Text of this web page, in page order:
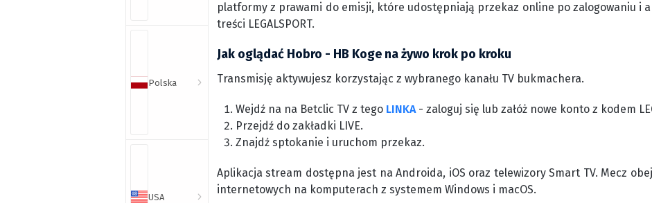
Polska
USA
platformy z prawami do emisji, które udostępniają przekaz online po zalogowaniu i
treści LEGALSPORT.
Jak oglądać Hobro - HB Koge na żywo krok po kroku
Transmisję aktywujesz korzystając z wybranego kanału TV bukmachera.
Wejdź na na Betclic TV z tego LINKA- zaloguj się lub załóż nowe konto z kodem
Przejdź do zakładki LIVE.
Znajdź sptokanie i uruchom przekaz.
Aplikacja stream dostępna jest na Androida, iOS oraz telewizory Smart TV. Mecz
internetowych na komputerach z systemem Windows i macOS.